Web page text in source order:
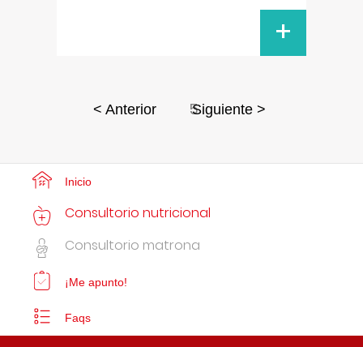
+
< Anterior 5
Siguiente >
Inicio
Consultorio nutricional
Consultorio matrona
¡Me apunto!
Faqs